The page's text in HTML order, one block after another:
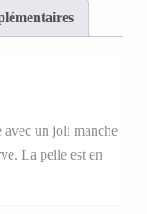
avec un joli manche
La pelle est en